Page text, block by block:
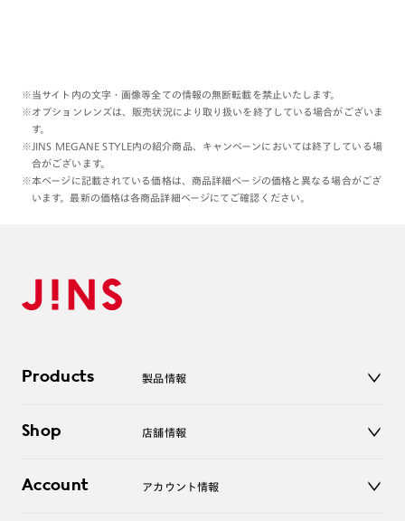
※当サイト内の文字・画像等全ての情報の無断転載を禁止いたします。
※オプションレンズは、販売状況により取り扱いを終了している場合がございま
す。
※JINS MEGANE STYLE内の紹介商品、キャンペーンにおいては終了している場
合がございます。
※本ページに記載されている価格は、商品詳細ページの価格と異なる場合がござ
います。最新の価格は各商品詳細ページにてご確認ください。
Products 製品情報
サングラス
コンタクトレンズ
Shop 店舗情報
オンラインショップ
Account アカウント情報